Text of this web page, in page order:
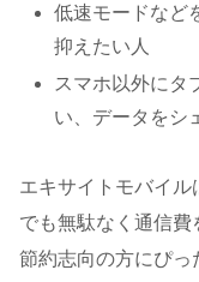
低速モードなど
抑えたい人
スマホ以外にタ
い、データをシ
エキサイトモバイル
でも無駄なく通信
節約志向の方にぴっ